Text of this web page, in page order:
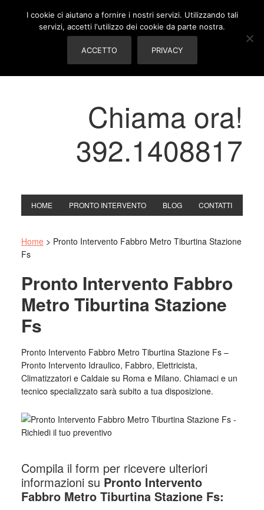
Chiama ora!
392.1408817
HOME PRONTO INTERVENTO BLOG CONTATTI
Home > Pronto Intervento Fabbro Metro Tiburtina Stazione
Fs
Pronto Intervento Fabbro
Metro Tiburtina Stazione
Fs
Pronto Intervento Fabbro Metro Tiburtina Stazione Fs –
Pronto Intervento Idraulico, Fabbro, Elettricista,
Climatizzatori e Caldaie su Roma e Milano. Chiamaci e un
tecnico specializzato sarà subito a tua disposizione.
Compila il form per ricevere ulteriori
informazioni su Pronto Intervento
Fabbro Metro Tiburtina Stazione Fs:
I cookie ci aiutano a fornire i nostri servizi. Utilizzando tali
servizi, accetti l'utilizzo dei cookie da parte nostra.
ACCETTO PRIVACY